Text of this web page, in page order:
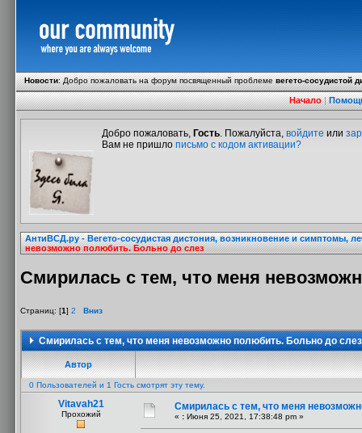
Новости:Добро пожаловать на форум посвященный проблемевегето-сосудистой
Начало|
Добро пожаловать, Гость. Пожалуйста, войдите или
Вам не пришло письмо с кодом активации?
АнтиВСД.ру - Вегето-сосудистая дистония, возникновение и симптомы,
невозможно полюбить. Больно до слез
Смирилась с тем, что меня
Страниц: [1] 2 Вниз
Смирилась с тем, что меня невозможно полюбить. Больно до слез
Автор
0 Пользователей и 1 Гость смотрят эту тему.
Vitavah21
Прохожий
Смирилась с тем, что меня
« : Июня 25, 2021, 17:38:48 pm »